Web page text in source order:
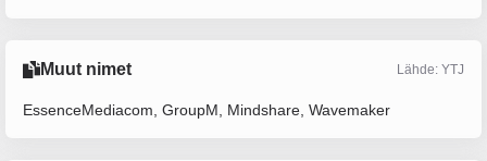
Muut nimet Lähde: YTJ
EssenceMediacom, GroupM, Mindshare, Wavemaker